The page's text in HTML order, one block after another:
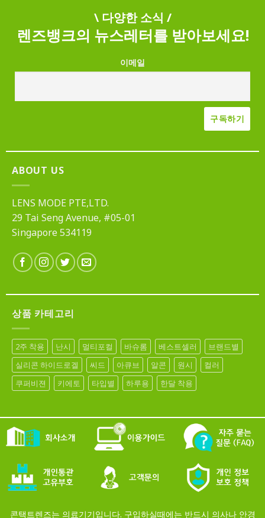
\ 다양한 소식 /
렌즈뱅크의 뉴스레터를 받아보세요!
이메일
ABOUT US
LENS MODE PTE,LTD.
29 Tai Seng Avenue, #05-01
Singapore 534119
상품 카테고리
2주 착용 난시 멀티포컬 바슈롬 베스트셀러
브랜드별
실리콘 하이드로겔
씨드 아큐브 알콘 원시
컬러
쿠퍼비젼
키에토 타입별 하루용 한달 착용
콘택트렌즈는 의료기기입니다. 구입하실때에는 반드시 의사나 안경